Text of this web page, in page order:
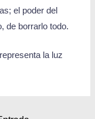
el poder del
de borrarlo todo.
la luz